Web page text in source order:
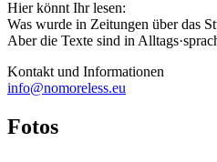
Hier könnt Ihr lesen:
Was wurde in Zeitungen über das
Aber die Texte sind in
Kontakt und Informationen
info@nomoreless.eu
Fotos